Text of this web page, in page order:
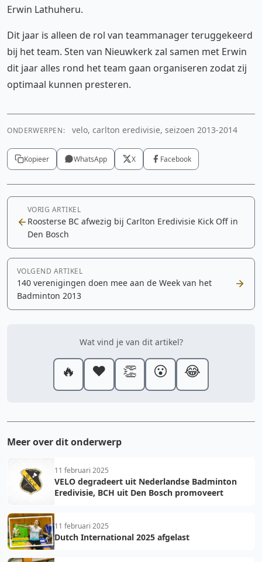
Erwin Lathuheru.
Dit jaar is alleen de rol van teammanager teruggekeerd
bij het team. Sten van Nieuwkerk zal samen met Erwin
dit jaar alles rond het team gaan organiseren zodat zij
optimaal kunnen presteren.
ONDERWERPEN: velo, carlton eredivisie, seizoen 2013-2014
Kopieer WhatsApp X Facebook
VORIG ARTIKEL
Roosterse BC afwezig bij Carlton Eredivisie Kick Off in
Den Bosch
VOLGEND ARTIKEL
140 verenigingen doen mee aan de Week van het
Badminton 2013
Wat vind je van dit artikel?
🔥 ❤️ 👏 😮 😂
Meer over dit onderwerp
11 februari 2025
VELO degradeert uit Nederlandse Badminton
Eredivisie, BCH uit Den Bosch promoveert
11 februari 2025
Dutch International 2025 afgelast